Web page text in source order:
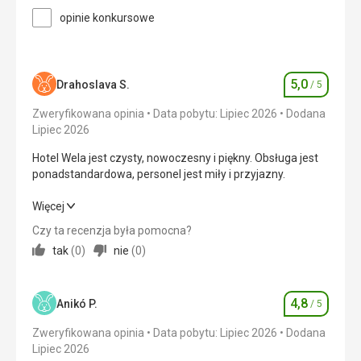
przetłumaczona za pomocą Google Translate
spacer
Wyżywienie
Zakwaterowanie
Ładny
Usługi
bardzo zadowalający
Ta recenzja została automatycznie
przetłumaczona za pomocą Google Translate
opinie konkursowe
Drahoslava S. Ocena
5,0 / 5
Zweryfikowana opinia Data pobytu: Lipiec 2026
Dodana
Lipiec 2026
Hotel Wela jest czysty, nowoczesny i piękny. Obsługa jest
ponadstandardowa, personel jest miły i przyjazny.
Hotel Wela jest czysty, nowoczesny i piękny. Obsługa jest
Wyżywienie
Okolica 5,0/ 5
Usługi
Więcej
Czy ta recenzja była pomocna?
tak(0) nie (0)
Anikó P. Ocena
4,8 / 5
Zweryfikowana opinia Data pobytu: Lipiec 2026
Dodana
Lipiec 2026